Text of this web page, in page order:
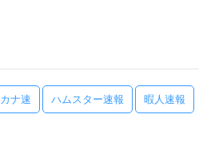
カナ速 ハムスター速報 暇人速報